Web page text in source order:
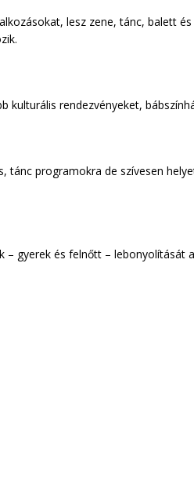
lesz zene, tánc, balett
kulturális rendezvényeket,
tánc programokra de szívesen
– gyerek és felnőtt –